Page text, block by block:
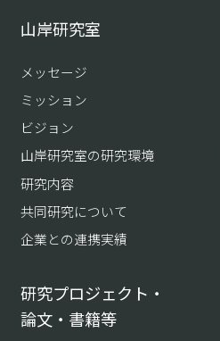
山岸研究室
メッセージ
ミッション
ビジョン
山岸研究室の研究環境
研究内容
共同研究について
企業との連携実績
研究プロジェクト・
論文・書籍等